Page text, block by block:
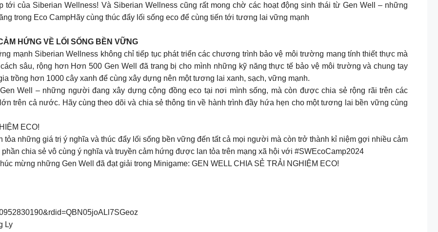
của Siberian Wellness! Và Siberian Wellness cũng rất mong chờ các hoạt động sinh thái từ Gen Well – những
trong Eco CampHãy cùng thúc đẩy lối sống eco để cùng tiến tới tương lai vững mạnh
HỨNG VỀ LỐI SỐNG BỀN VỮNG
mạnh Siberian Wellness không chỉ tiếp tục phát triển các chương trình bảo vệ môi trường mang tính thiết thực mà
sâu, rộng hơn Hơn 500 Gen Well đã trang bị cho mình những kỹ năng thực tế bảo vệ môi trường và chung tay
trồng hơn 1000 cây xanh để cùng xây dựng nên một tương lai xanh, sạch, vững mạnh.
Well – những người đang xây dựng cộng đồng eco tại nơi mình sống, mà còn được chia sẻ rộng rãi trên các
trên cả nước. Hãy cùng theo dõi và chia sẻ thông tin về hành trình đầy hứa hẹn cho một tương lai bền vững cùng
ECO!
những giá trị ý nghĩa và thúc đẩy lối sống bền vững đến tất cả mọi người mà còn trở thành kỉ niệm gợi nhiều cảm
chia sẻ vô cùng ý nghĩa và truyền cảm hứng được lan tỏa trên mạng xã hội với #SWEcoCamp2024
mừng những Gen Well đã đạt giải trong Minigame: GEN WELL CHIA SẺ TRẢI NGHIỆM ECO!
Ly